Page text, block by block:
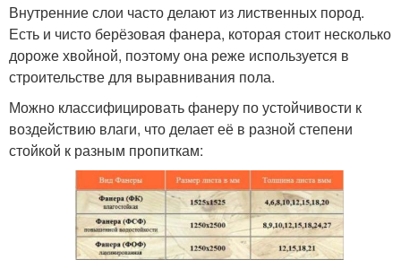
Внутренние слои часто делают из лиственных пород.
Есть и чисто берёзовая фанера, которая стоит несколько
дороже хвойной, поэтому она реже используется в
строительстве для выравнивания пола.
Можно классифицировать фанеру по устойчивости к
воздействию влаги, что делает её в разной степени
стойкой к разным пропиткам: